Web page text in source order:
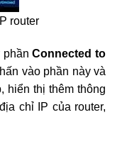
router
phầnConnected to
vào phần này và
hiển thị thêm thông
chỉ IP của router,